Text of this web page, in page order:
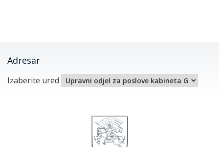
Adresar
Izaberite ured